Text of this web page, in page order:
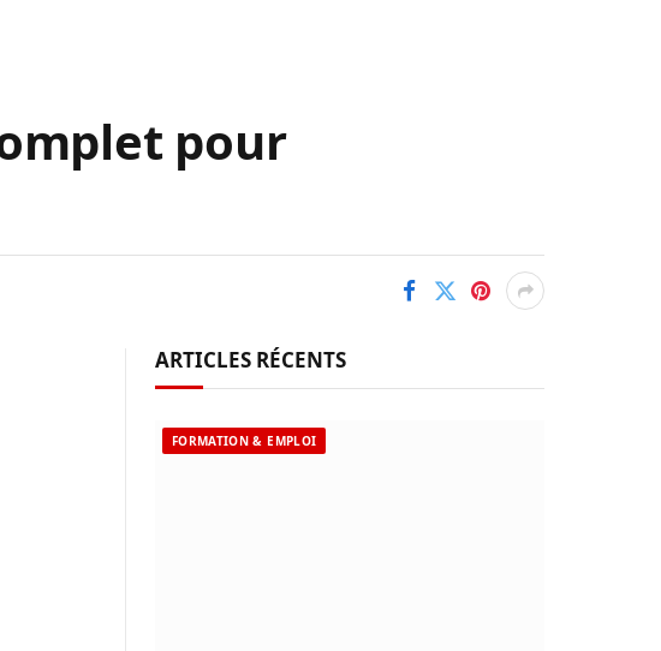
pour
ARTICLES RÉCENTS
FORMATION & EMPLOI